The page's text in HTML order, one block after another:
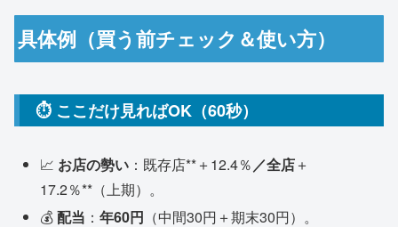
具体例（買う前チェック＆使い方）
⏱️ ここだけ見ればOK（60秒）
📈 お店の勢い ：既存店**＋12.4％／全店＋
17.2％**（上期）。
💰配当 ：年60円 （中間30円＋期末30円）。